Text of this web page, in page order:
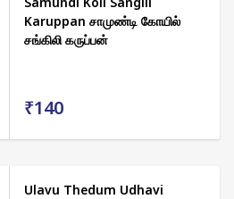
Karuppan சாமுண்டி கோயில்
சங்கிலி கருப்பன்
₹140
Ulavu Thedum Udhavi